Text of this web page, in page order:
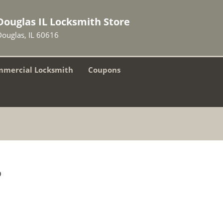
IL Locksmith Store
IL 60616
Locksmith Coupons